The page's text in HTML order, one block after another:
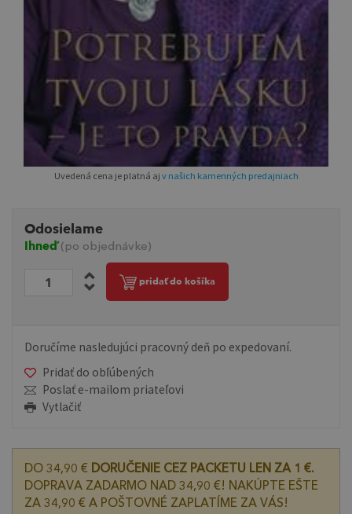
Uvedená cena je platná aj v našich kamenných predajniach
Odosielame
Ihneď(po objednávke)
pridať do košíka
Doručíme nasledujúci pracovný deň po expedovaní.
Pridať do obľúbených
Poslať e-mailom priateľovi
Vytlačiť
DO 34,90 € DORUČENIE CEZ PACKETU LEN ZA 1 €.
DOPRAVA ZADARMO NAD 34,90 €! NAKÚPTE EŠTE
ZA 34,90 € A POŠTOVNÉ ZAPLATÍME ZA VÁS!